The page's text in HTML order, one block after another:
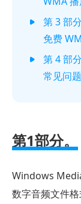
第 3 部
免费
第 4 部
常见问
第1部分。
Windows
数字音频文件